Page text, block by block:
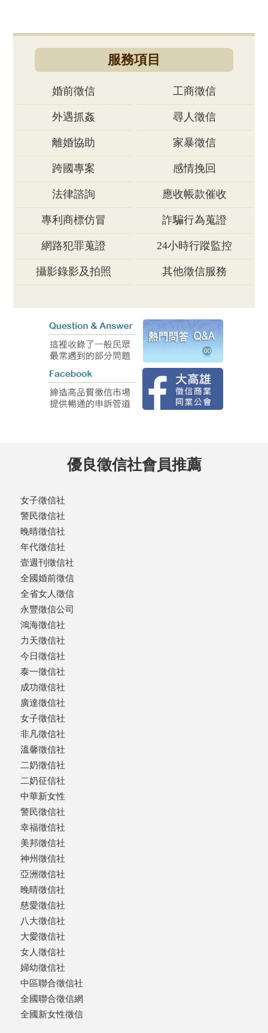
服務項目
婚前徵信 工商徵信
外遇抓姦 尋人徵信
離婚協助 家暴徵信
跨國專案 感情挽回
法律諮詢 應收帳款催收
專利商標仿冒 詐騙行為蒐證
網路犯罪蒐證 24小時行蹤監控
攝影錄影及拍照 其他徵信服務
優良徵信社會員推薦
女子徵信社
警民徵信社
晚晴徵信社
年代徵信社
壹週刊徵信社
全國婚前徵信
全省女人徵信
永豐徵信公司
鴻海徵信社
力天徵信社
今日徵信社
泰一徵信社
成功徵信社
廣達徵信社
女子徵信社
非凡徵信社
溫馨徵信社
二奶徵信社
二奶征信社
中華新女性
警民徵信社
幸福徵信社
美邦徵信社
神州徵信社
亞洲徵信社
晚晴徵信社
慈愛徵信社
八大徵信社
大愛徵信社
女人徵信社
婦幼徵信社
中區聯合徵信社
全國聯合徵信網
全國新女性徵信